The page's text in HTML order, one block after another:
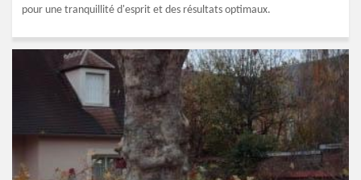
pour une tranquillité d'esprit et des résultats optimaux.